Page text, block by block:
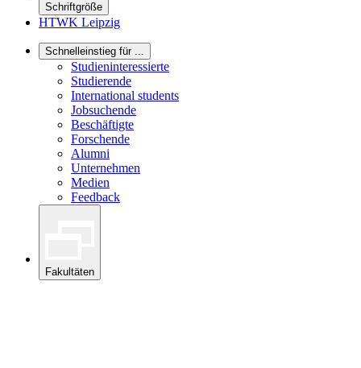
Schriftgröße
HTWK Leipzig
Schnelleinstieg für ...
Studieninteressierte
Studierende
International students
Jobsuchende
Beschäftigte
Forschende
Alumni
Unternehmen
Medien
Feedback
Fakultäten